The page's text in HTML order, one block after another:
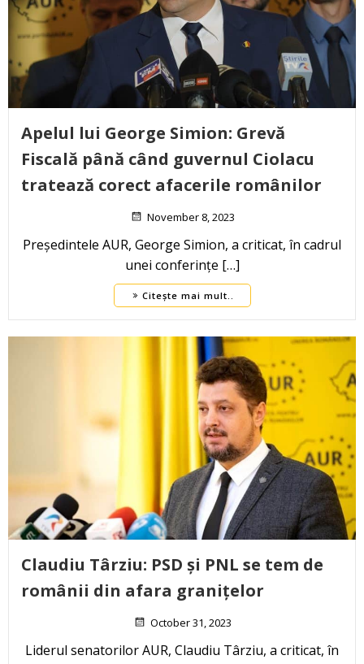
Apelul lui George Simion: Grevă
Fiscală până când guvernul Ciolacu
tratează corect afacerile românilor
November 8, 2023
Președintele AUR, George Simion, a criticat, în cadrul
unei conferințe […]
Citește mai mult..
Claudiu Târziu: PSD și PNL se tem de
românii din afara granițelor
October 31, 2023
Liderul senatorilor AUR, Claudiu Târziu, a criticat, în